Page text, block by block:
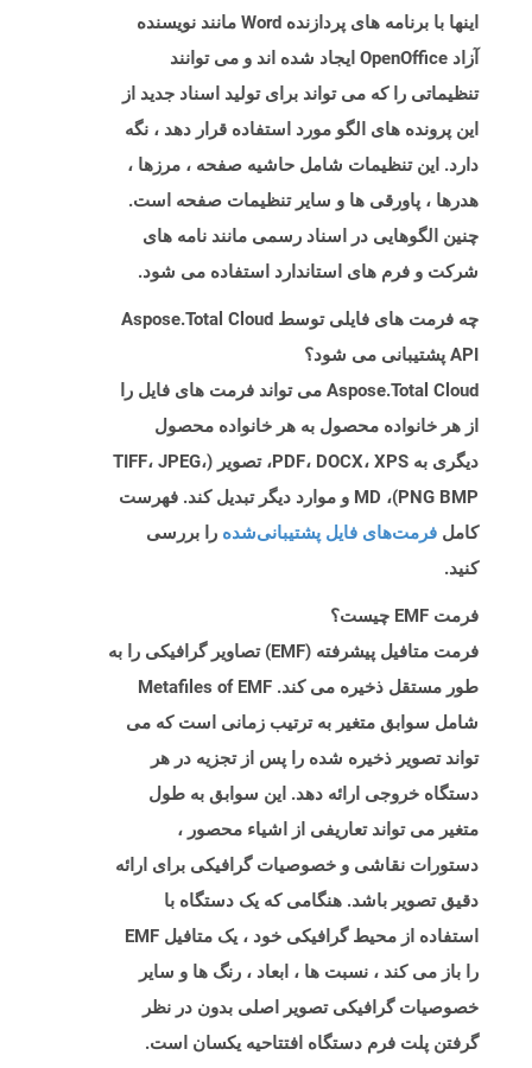
اینها با برنامه های پردازنده Word مانند نویسنده
آزاد OpenOffice ایجاد شده اند و می توانند
تنظیماتی را که می تواند برای تولید اسناد جدید از
این پرونده های الگو مورد استفاده قرار دهد ، نگه
دارد. این تنظیمات شامل حاشیه صفحه ، مرزها ،
هدرها ، پاورقی ها و سایر تنظیمات صفحه است.
چنین الگوهایی در اسناد رسمی مانند نامه های
شرکت و فرم های استاندارد استفاده می شود.
چه فرمت های فایلی توسط Aspose.Total Cloud
API پشتیبانی می شود؟
Aspose.Total Cloud می تواند فرمت های فایل را
از هر خانواده محصول به هر خانواده محصول
دیگری به PDF، DOCX، XPS، تصویر (TIFF، JPEG،
PNG BMP)، MD و موارد دیگر تبدیل کند. فهرست
کامل فرمت‌های فایل پشتیبانی‌شده را بررسی
کنید.
فرمت EMF چیست؟
فرمت متافیل پیشرفته (EMF) تصاویر گرافیکی را به
طور مستقل ذخیره می کند. Metafiles of EMF
شامل سوابق متغیر به ترتیب زمانی است که می
تواند تصویر ذخیره شده را پس از تجزیه در هر
دستگاه خروجی ارائه دهد. این سوابق به طول
متغیر می تواند تعاریفی از اشیاء محصور ،
دستورات نقاشی و خصوصیات گرافیکی برای ارائه
دقیق تصویر باشد. هنگامی که یک دستگاه با
استفاده از محیط گرافیکی خود ، یک متافیل EMF
را باز می کند ، نسبت ها ، ابعاد ، رنگ ها و سایر
خصوصیات گرافیکی تصویر اصلی بدون در نظر
گرفتن پلت فرم دستگاه افتتاحیه یکسان است.